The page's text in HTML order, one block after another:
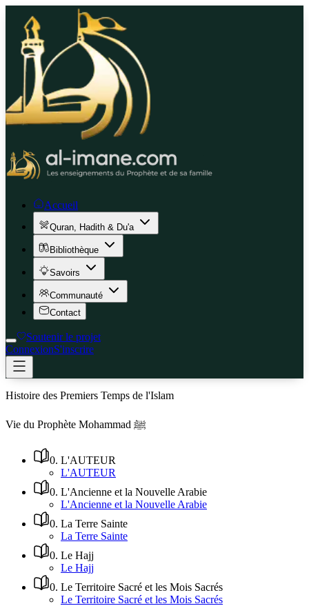
Accueil
Quran, Hadith & Du'a
Bibliothèque
Savoirs
Communauté
Contact
Soutenir le projet
ConnexionS'inscrire
Histoire des Premiers Temps de l'Islam
Vie du Prophète Mohammad ﷺ
0. L'AUTEUR
L'AUTEUR
0. L'Ancienne et la Nouvelle Arabie
L'Ancienne et la Nouvelle Arabie
0. La Terre Sainte
La Terre Sainte
0. Le Hajj
Le Hajj
0. Le Territoire Sacré et les Mois Sacrés
Le Territoire Sacré et les Mois Sacrés